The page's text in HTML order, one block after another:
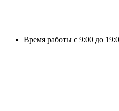
Время работы с 9:00 до